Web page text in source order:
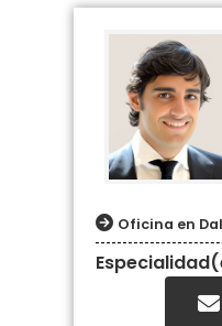
Oficina en